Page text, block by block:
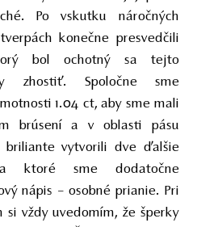
Po vskutku náročných
konečne presvedčili
bol ochotný sa tejto
zhostiť. Spoločne sme
1.04 ct, aby sme mali
brúsení a v oblasti pásu
briliante vytvorili dve ďalšie
ktoré sme dodatočne
nápis – osobné prianie. Pri
si vždy uvedomím, že šperky